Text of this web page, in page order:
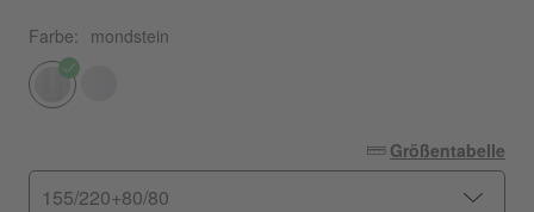
Farbe: mondstein
Größentabelle
155/220+80/80